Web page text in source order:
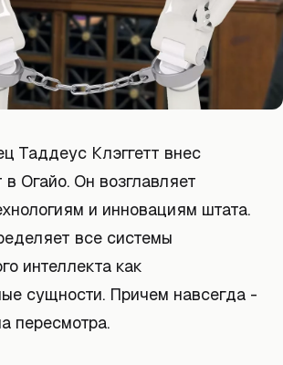
Таддеус Клэггетт внес
в Огайо. Он возглавляет
и инновациям штата.
все системы
интеллекта как
сущности. Причем навсегда -
пересмотра.